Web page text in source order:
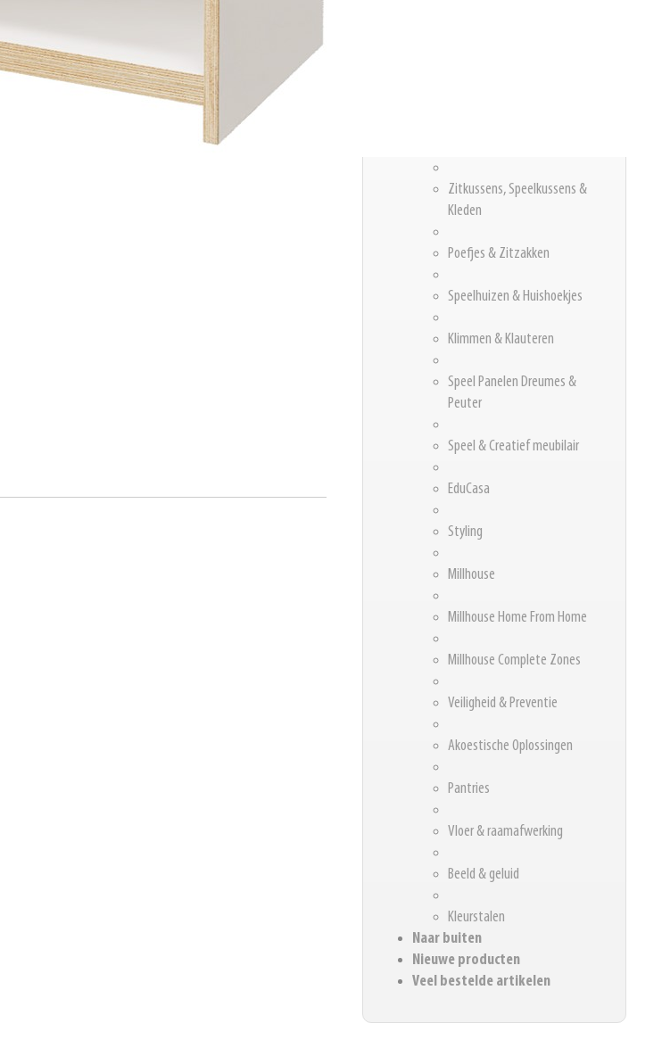
Zitkussens, Speelkussens &
Kleden
Poefjes & Zitzakken
Speelhuizen & Huishoekjes
Klimmen & Klauteren
Speel Panelen Dreumes &
Peuter
Speel & Creatief meubilair
EduCasa
Styling
Millhouse
Millhouse Home From Home
Millhouse Complete Zones
Veiligheid & Preventie
Akoestische Oplossingen
Pantries
Vloer & raamafwerking
Beeld & geluid
Kleurstalen
Naar buiten
Nieuwe producten
Veel bestelde artikelen